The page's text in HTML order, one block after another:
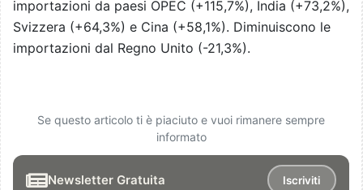
importazioni da paesi OPEC (+115,7%), India (+73,2%),
Svizzera (+64,3%) e Cina (+58,1%). Diminuiscono le
importazioni dal Regno Unito (-21,3%).
Se questo articolo ti è piaciuto e vuoi rimanere sempre
informato
Newsletter Gratuita Iscriviti